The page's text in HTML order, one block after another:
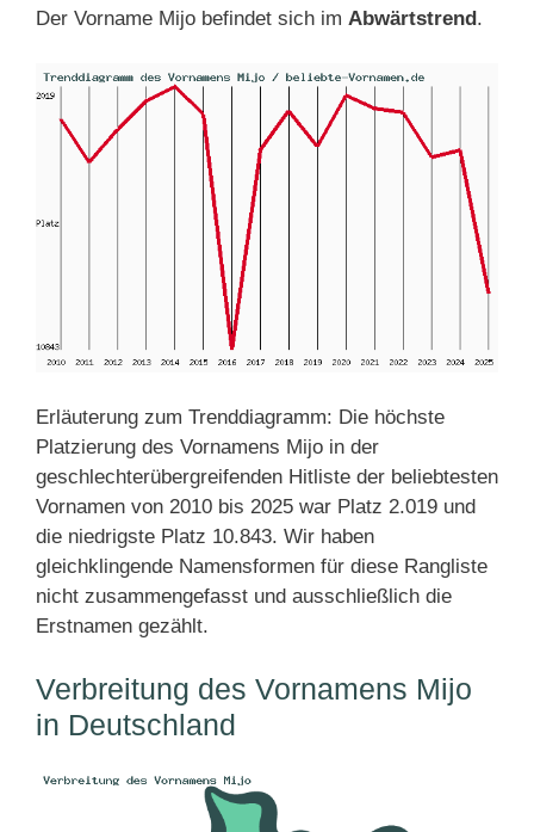
Der Vorname Mijo befindet sich im Abwärtstrend.
Erläuterung zum Trenddiagramm: Die höchste
Platzierung des Vornamens Mijo in der
geschlechterübergreifenden Hitliste der beliebtesten
Vornamen von 2010 bis 2025 war Platz 2.019 und
die niedrigste Platz 10.843. Wir haben
gleichklingende Namensformen für diese Rangliste
nicht zusammengefasst und ausschließlich die
Erstnamen gezählt.
Verbreitung des Vornamens Mijo
in Deutschland